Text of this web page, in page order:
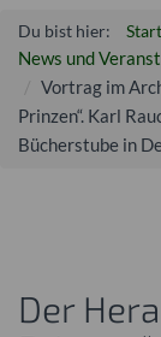
Du bist hier:
News und
Vortrag im
Prinzen“. Karl
Bücherstube in
Der